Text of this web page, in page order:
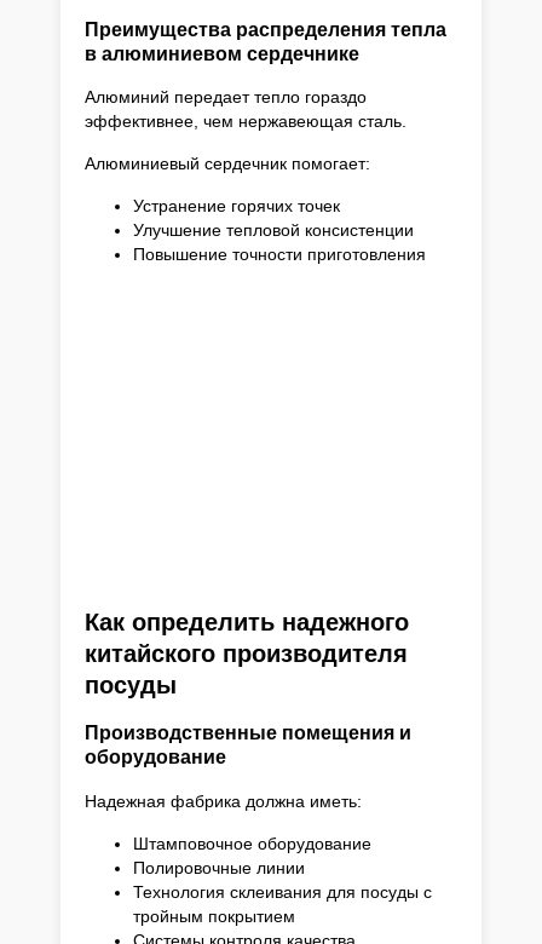
Преимущества распределения тепла
в алюминиевом сердечнике
Алюминий передает тепло гораздо
эффективнее, чем нержавеющая сталь.
Алюминиевый сердечник помогает:
Устранение горячих точек
Улучшение тепловой консистенции
Повышение точности приготовления
Как определить надежного
китайского производителя
посуды
Производственные помещения и
оборудование
Надежная фабрика должна иметь:
Штамповочное оборудование
Полировочные линии
Технология склеивания для посуды с
тройным покрытием
Системы контроля качества